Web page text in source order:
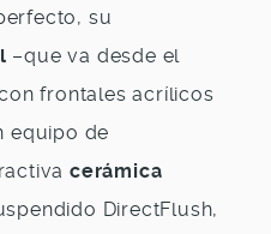
su
–que va desde el
frontales acrílicos
equipo de
cerámica
DirectFlush,